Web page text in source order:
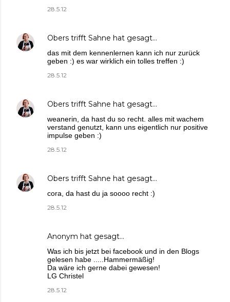
28.5.12
Obers trifft Sahne hat gesagt…
das mit dem kennenlernen kann ich nur zurück
geben :) es war wirklich ein tolles treffen :)
28.5.12
Obers trifft Sahne hat gesagt…
weanerin, da hast du so recht. alles mit wachem
verstand genutzt, kann uns eigentlich nur positive
impulse geben :)
28.5.12
Obers trifft Sahne hat gesagt…
cora, da hast du ja soooo recht :)
28.5.12
Anonym hat gesagt…
Was ich bis jetzt bei facebook und in den Blogs
gelesen habe .....Hammermäßig!
Da wäre ich gerne dabei gewesen!
LG Christel
28.5.12